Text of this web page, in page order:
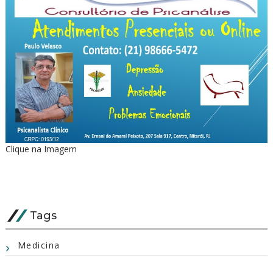
Clique na Imagem
Tags
Medicina